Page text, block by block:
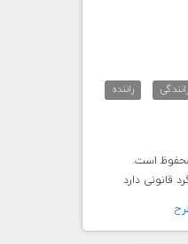
راننده
قانونی دارد